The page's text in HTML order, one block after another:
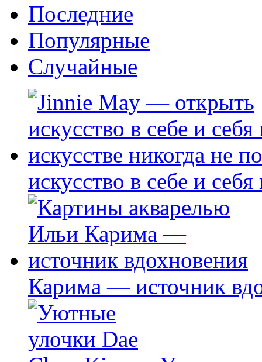
Последние
Популярные
Случайные
искусство в себе и
Карима — источник